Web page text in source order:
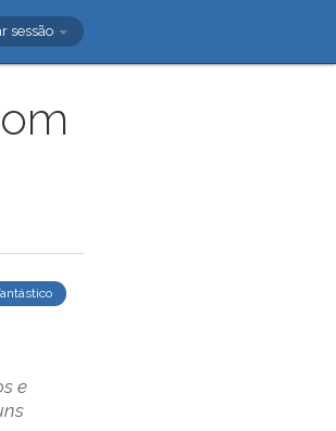
sessão
e